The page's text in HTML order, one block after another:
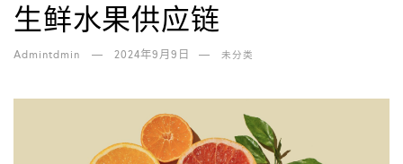
生鲜水果供应链
Admintdmin 2024年9月9日 未分类